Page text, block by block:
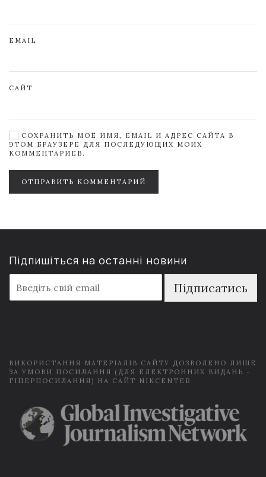
EMAIL
САЙТ
СОХРАНИТЬ МОЁ ИМЯ, EMAIL И АДРЕС САЙТА В
ЭТОМ БРАУЗЕРЕ ДЛЯ ПОСЛЕДУЮЩИХ МОИХ
КОММЕНТАРИЕВ.
ОТПРАВИТЬ КОММЕНТАРИЙ
Підпишіться на останні новини
m
a
Підписатись
ВИКОРИСТАННЯ МАТЕРІАЛІВ САЙТУ ДОЗВОЛЕНО ЛИШЕ
ЗА УМОВИ ПОСИЛАННЯ (ДЛЯ ЕЛЕКТРОННИХ ВИДАНЬ -
ГІПЕРПОСИЛАННЯ) НА САЙТ NIKCENTER.